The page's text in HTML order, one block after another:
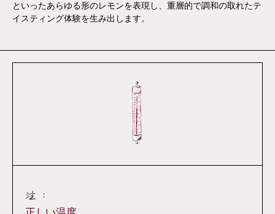
といったあらゆる形のレモンを表現し、重層的で調和の取れたテ
イスティング体験を生み出します。
注 :